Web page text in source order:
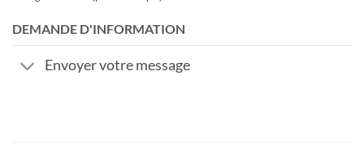
DEMANDE D'INFORMATION
Envoyer votre message